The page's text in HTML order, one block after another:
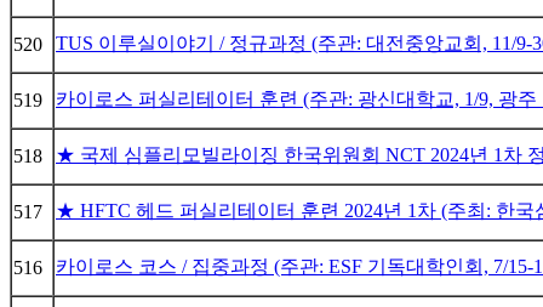
520 TUS 이루실이야기 / 정규과정 (주관: 대전중앙교회, 11/9-
519 카이로스 퍼실리테이터 훈련 (주관: 광신대학교, 1/9, 광주
518 ★ 국제 심플리모빌라이징 한국위원회 NCT 2024년 1차
517 ★ HFTC 헤드 퍼실리테이터 훈련 2024년 1차 (주최: 한국
516 카이로스 코스 / 집중과정 (주관: ESF 기독대학인회, 7/15-